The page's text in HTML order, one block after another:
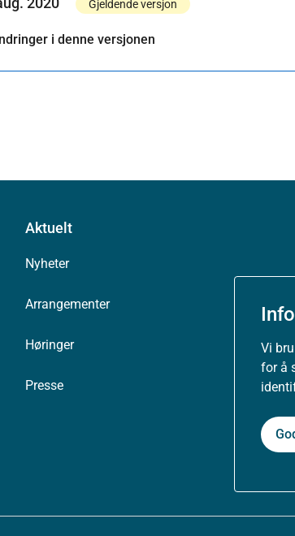
Vi
for å
Gjeldende versjon
i denne versjonen
Aktuelt
Nyheter
Arrangementer
Høringer
Presse